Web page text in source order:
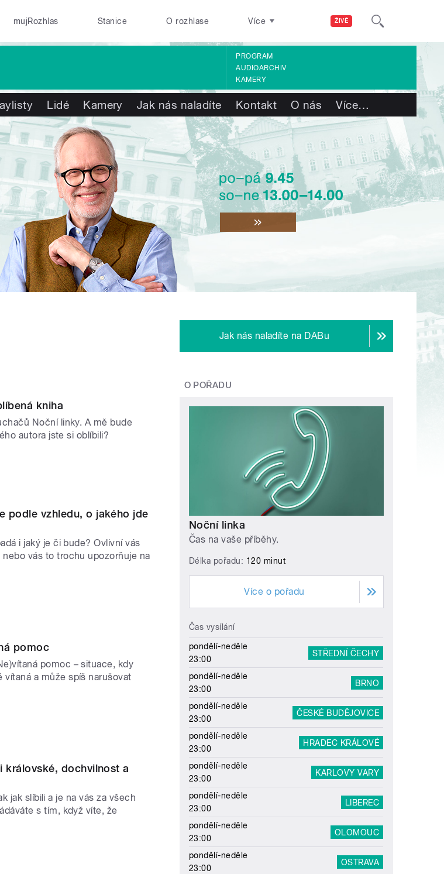
ŽIVĚ
mujRozhlas Stanice O rozhlase Více
PROGRAM
AUDIOARCHIV
KAMERY
Lidé Kamery Jak nás naladíte Kontakt O nás Více…
kniha
Noční linky. A mě bude
autora jste si oblíbili?
podle vzhledu, o jakého jde
i jaký je či bude? Ovlivní vás
vás to trochu upozorňuje na
pomoc
pomoc – situace, kdy
a může spíš narušovat
královské, dochvilnost a
jak slíbili a je na vás za všech
s tím, když víte, že
Jak nás naladíte na DABu
O POŘADU
Noční linka
Čas na vaše příběhy.
Délka pořadu: 120 minut
Více o pořadu
Čas vysílání
pondělí-neděle
23:00
STŘEDNÍ ČECHY
pondělí-neděle
23:00
BRNO
pondělí-neděle
23:00
ČESKÉ BUDĚJOVICE
pondělí-neděle
23:00
HRADEC KRÁLOVÉ
pondělí-neděle
23:00
KARLOVY VARY
pondělí-neděle
23:00
LIBEREC
pondělí-neděle
23:00
OLOMOUC
pondělí-neděle
23:00
OSTRAVA